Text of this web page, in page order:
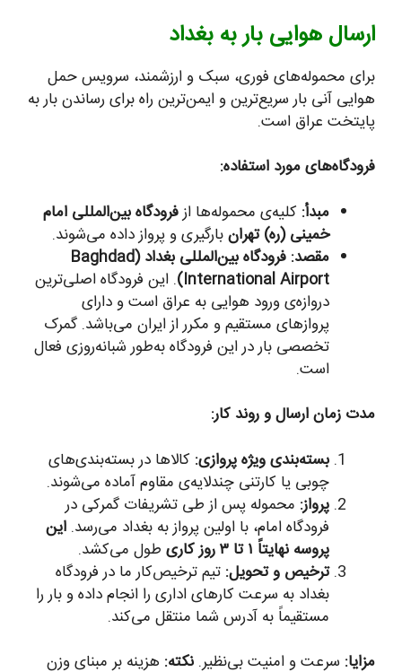
ارسال هوایی بار به بغداد
برای محموله‌های فوری، سبک و ارزشمند، سرویس حمل
هوایی آنی بار سریع‌ترین و ایمن‌ترین راه برای رساندن بار به
پایتخت عراق است.
فرودگاه‌های مورد استفاده:
مبدأ: کلیه‌ی محموله‌ها ازفرودگاه بین‌المللی امام
خمینی (ره) تهرانبارگیری و پرواز داده می‌شوند.
مقصد:
فرودگاه بین‌المللی بغداد (Baghdad
International Airport) . این فرودگاه اصلی‌ترین
دروازه‌ی ورود هوایی به عراق است و دارای
پروازهای مستقیم و مکرر از ایران می‌باشد. گمرک
تخصصی بار در این فرودگاه به‌طور شبانه‌روزی فعال
است.
مدت زمان ارسال و روند کار:
بسته‌بندی ویژه پروازی: کالاها در بسته‌بندی‌های
چوبی یا کارتنی چندلایه‌ی مقاوم آماده می‌شوند.
پرواز: محموله پس از طی تشریفات گمرکی در
فرودگاه امام، با اولین پرواز به بغداد می‌رسد. این
پروسه نهایتاً ۱ تا ۳ روز کاری
طول می‌کشد.
ترخیص و تحویل: تیم ترخیص‌کار ما در فرودگاه
بغداد به سرعت کارهای اداری را انجام داده و بار را
مستقیماً به آدرس شما منتقل می‌کند.
مزایا: سرعت و امنیت بی‌نظیر. نکته: هزینه بر مبنای وزن